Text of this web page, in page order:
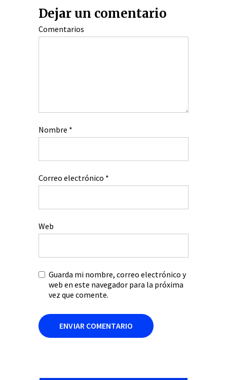
Dejar un comentario
Comentarios
Nombre *
Correo electrónico *
Web
Guarda mi nombre, correo electrónico y
web en este navegador para la próxima
vez que comente.